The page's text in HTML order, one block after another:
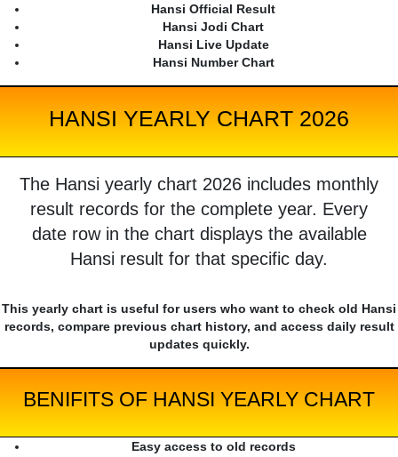
Hansi Official Result
Hansi Jodi Chart
Hansi Live Update
Hansi Number Chart
HANSI YEARLY CHART 2026
The Hansi yearly chart 2026 includes monthly
result records for the complete year. Every
date row in the chart displays the available
Hansi result for that specific day.
This yearly chart is useful for users who want to check old Hansi
records, compare previous chart history, and access daily result
updates quickly.
BENIFITS OF HANSI YEARLY CHART
Easy access to old records